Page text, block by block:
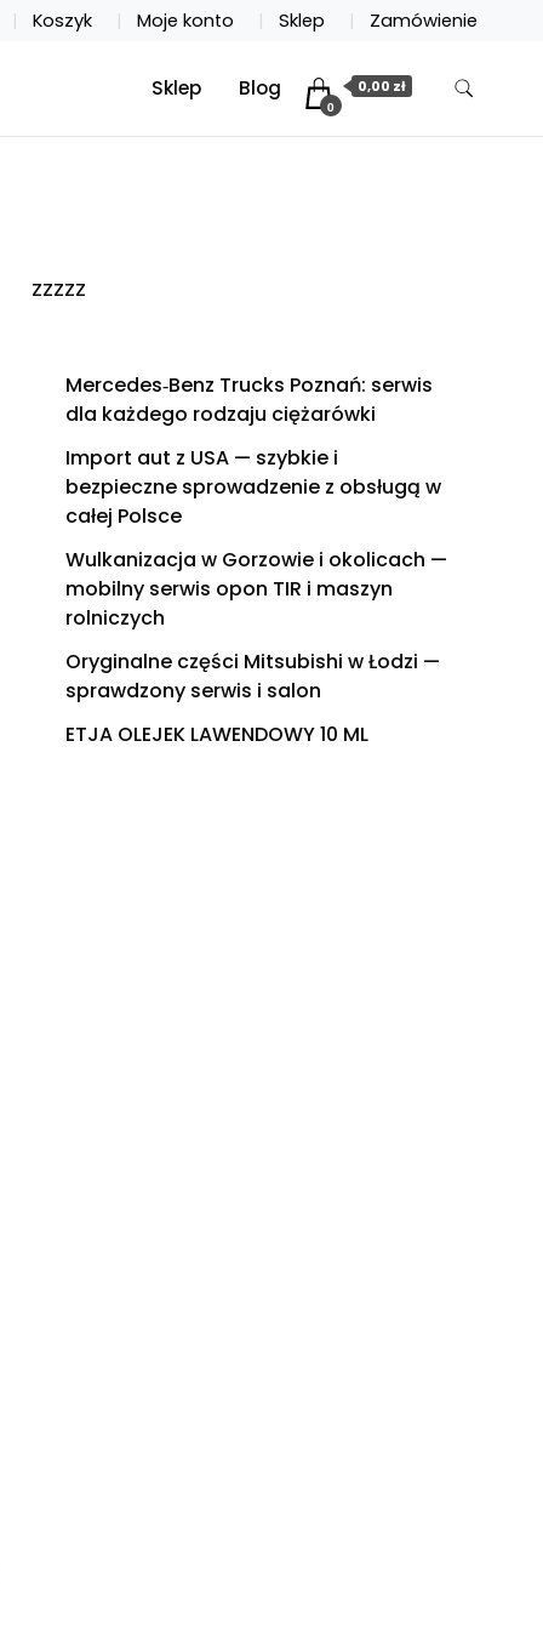
Koszyk Moje konto Sklep Zamówienie
Sklep Blog
0
0,00 zł
zzzzz
Mercedes‑Benz Trucks Poznań: serwis
dla każdego rodzaju ciężarówki
Import aut z USA — szybkie i
bezpieczne sprowadzenie z obsługą w
całej Polsce
Wulkanizacja w Gorzowie i okolicach —
mobilny serwis opon TIR i maszyn
rolniczych
Oryginalne części Mitsubishi w Łodzi —
sprawdzony serwis i salon
ETJA OLEJEK LAWENDOWY 10 ML